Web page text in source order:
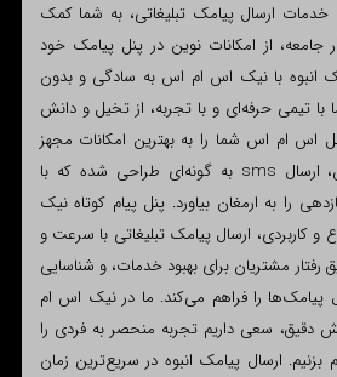
خدمات ارسال پیامک تبلیغاتی، به شما کمک
جامعه، از امکانات نوین در پنل پیامک خود
انبوه با نیک اس ام اس به سادگی و بدون
تیمی حرفه‌ای و با تجربه، از تخیل و دانش
اس ام اس شما را به بهترین امکانات مجهز
کنیم. در نیک اس ام اس، ارسال sms به گونه‌ای طراحی شده که با
را به ارمغان بیاورد. پنل پیام کوتاه نیک
و کاربردی، ارسال پیامک تبلیغاتی با سرعت و
رفتار مشتریان برای بهبود خدمات، و شناسایی
پیامک‌ها را فراهم می‌کند. ما در نیک اس ام
دقیق، سعی داریم تجربه منحصر به فردی را
بزنیم. ارسال پیامک انبوه در سریع‌ترین زمان